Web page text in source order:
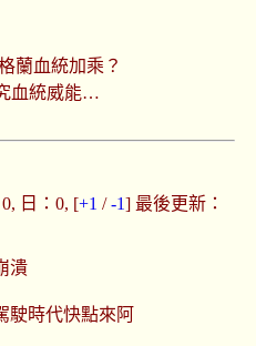
蘭血統加乘？
血統威能…
日：0, [+1 /-1] 最後更新：
潰
駛時代快點來阿